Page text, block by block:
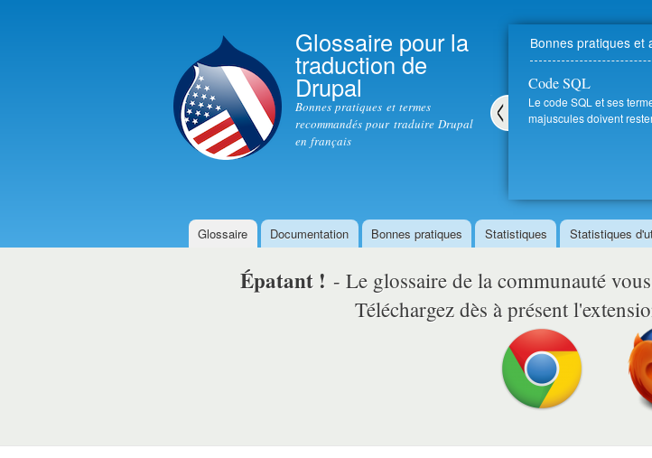
contenu
principal
Glossaire pour la
traduction de
Drupal
Bonnes pratiques et termes
recommandés pour traduire Drupal
en français
Bonnes pratiques et
Code SQL
Le code SQL et ses
majuscules doivent
Menu principal
Glossaire Documentation Bonnes pratiques Statistiques Statistiques
Épatant ! - Le glossaire de la communauté
Téléchargez dès à présent